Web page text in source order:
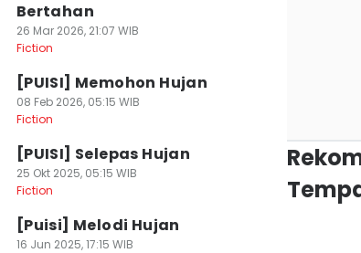
Bertahan
26 Mar 2026, 21:07 WIB
Fiction
[PUISI] Memohon Hujan
08 Feb 2026, 05:15 WIB
Fiction
[PUISI] Selepas Hujan
25 Okt 2025, 05:15 WIB
Fiction
[Puisi] Melodi Hujan
16 Jun 2025, 17:15 WIB